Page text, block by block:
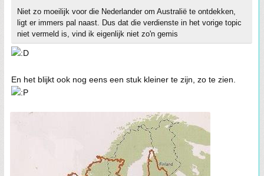
Niet zo moeilijk voor die Nederlander om Australië te ontdekken,
ligt er immers pal naast. Dus dat die verdienste in het vorige topic
niet vermeld is, vind ik eigenlijk niet zo'n gemis
En het blijkt ook nog eens een stuk kleiner te zijn, zo te zien.